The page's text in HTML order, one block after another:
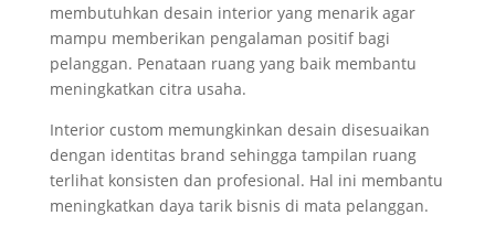
membutuhkan desain interior yang menarik agar
mampu memberikan pengalaman positif bagi
pelanggan. Penataan ruang yang baik membantu
meningkatkan citra usaha.
Interior custom memungkinkan desain disesuaikan
dengan identitas brand sehingga tampilan ruang
terlihat konsisten dan profesional. Hal ini membantu
meningkatkan daya tarik bisnis di mata pelanggan.